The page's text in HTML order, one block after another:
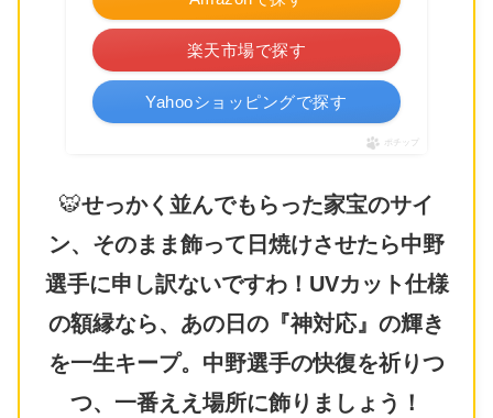
楽天市場で探す
Yahooショッピングで探す
ポチップ
🐯せっかく並んでもらった家宝のサイ
ン、そのまま飾って日焼けさせたら中野
選手に申し訳ないですわ！UVカット仕様
の額縁なら、あの日の『神対応』の輝き
を一生キープ。中野選手の快復を祈りつ
つ、一番ええ場所に飾りましょう！